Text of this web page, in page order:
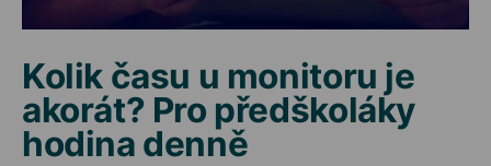
Kolik času u monitoru je
akorát? Pro předškoláky
hodina denně